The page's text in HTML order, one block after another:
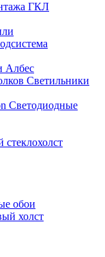
ГКЛ
Албес
Светильники
Светодиодные
обои
холст